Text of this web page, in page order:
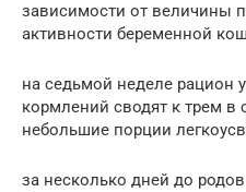
зависимости от величины
активности беременной
на седьмой неделе рацион
кормлений сводят к трем
небольшие порции
за несколько дней до